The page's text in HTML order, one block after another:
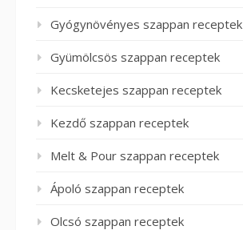
Gyógynövényes szappan receptek
Gyümölcsös szappan receptek
Kecsketejes szappan receptek
Kezdő szappan receptek
Melt & Pour szappan receptek
Ápoló szappan receptek
Olcsó szappan receptek